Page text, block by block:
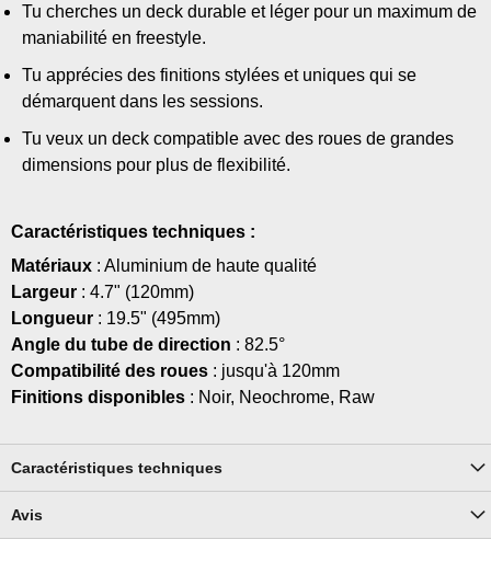
Tu cherches un deck durable et léger pour un maximum de
maniabilité en freestyle.
Tu apprécies des finitions stylées et uniques qui se
démarquent dans les sessions.
Tu veux un deck compatible avec des roues de grandes
dimensions pour plus de flexibilité.
Caractéristiques techniques :
Matériaux : Aluminium de haute qualité
Largeur : 4.7" (120mm)
Longueur : 19.5" (495mm)
Angle du tube de direction : 82.5°
Compatibilité des roues : jusqu'à 120mm
Finitions disponibles : Noir, Neochrome, Raw
Caractéristiques techniques
Avis